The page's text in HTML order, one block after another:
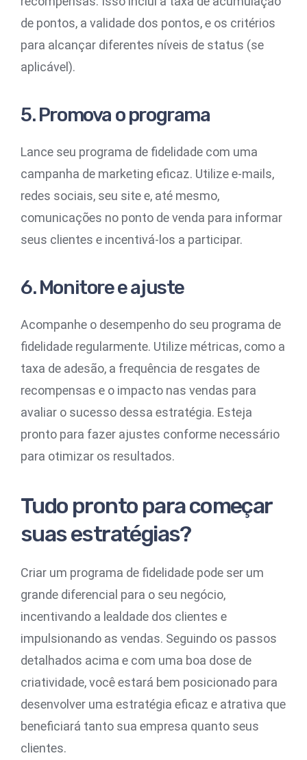
de pontos, a validade dos pontos, e os critérios
para alcançar diferentes níveis de status (se
aplicável).
5. Promova o programa
Lance seu programa de fidelidade com uma
campanha de marketing eficaz. Utilize e-mails,
redes sociais, seu site e, até mesmo,
comunicações no ponto de venda para informar
seus clientes e incentivá-los a participar.
6. Monitore e ajuste
Acompanhe o desempenho do seu programa de
fidelidade regularmente. Utilize métricas, como a
taxa de adesão, a frequência de resgates de
recompensas e o impacto nas vendas para
avaliar o sucesso dessa estratégia. Esteja
pronto para fazer ajustes conforme necessário
para otimizar os resultados.
Tudo pronto para começar
suas estratégias?
Criar um programa de fidelidade pode ser um
grande diferencial para o seu negócio,
incentivando a lealdade dos clientes e
impulsionando as vendas. Seguindo os passos
detalhados acima e com uma boa dose de
criatividade, você estará bem posicionado para
desenvolver uma estratégia eficaz e atrativa que
beneficiará tanto sua empresa quanto seus
clientes.